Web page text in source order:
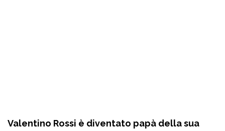
Valentino Rossi è diventato papà della sua